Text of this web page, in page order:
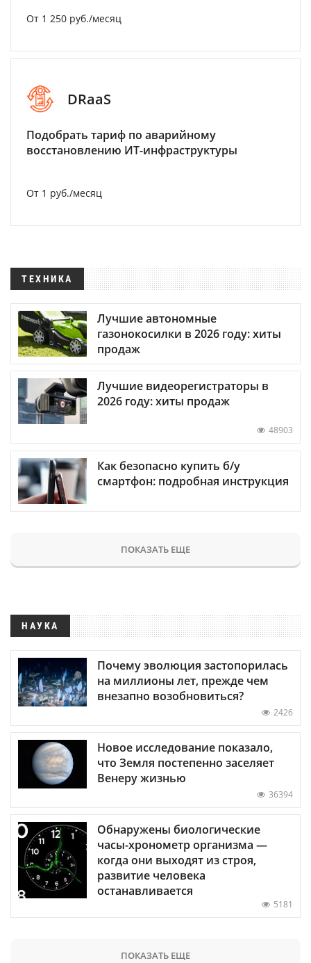
От 1 250 руб./месяц
DRaaS
Подобрать тариф по аварийному
восстановлению ИТ-инфраструктуры
От 1 руб./месяц
ТЕХНИКА
Лучшие автономные
газонокосилки в 2026 году: хиты
продаж
Лучшие видеорегистраторы в
2026 году: хиты продаж
48903
Как безопасно купить б/у
смартфон: подробная инструкция
ПОКАЗАТЬ ЕЩЕ
НАУКА
Почему эволюция застопорилась
на миллионы лет, прежде чем
внезапно возобновиться?
2426
Новое исследование показало,
что Земля постепенно заселяет
Венеру жизнью
36394
Обнаружены биологические
часы-хронометр организма —
когда они выходят из строя,
развитие человека
останавливается
5181
ПОКАЗАТЬ ЕЩЕ